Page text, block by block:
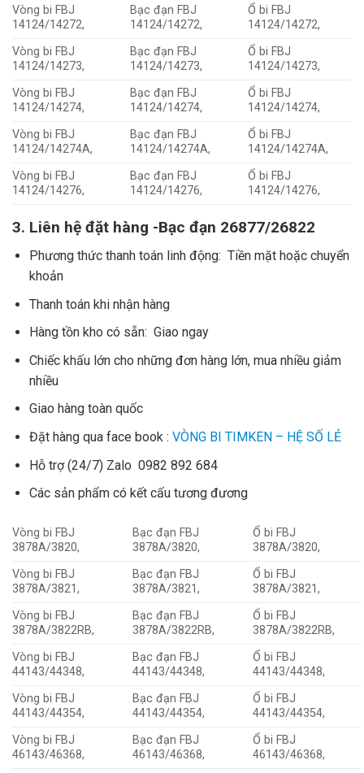
Vòng bi FBJ
14124/14272,
Bạc đạn FBJ
14124/14272,
Ổ bi FBJ
14124/14272,
Vòng bi FBJ
14124/14273,
Bạc đạn FBJ
14124/14273,
Ổ bi FBJ
14124/14273,
Vòng bi FBJ
14124/14274,
Bạc đạn FBJ
14124/14274,
Ổ bi FBJ
14124/14274,
Vòng bi FBJ
14124/14274A,
Bạc đạn FBJ
14124/14274A,
Ổ bi FBJ
14124/14274A,
Vòng bi FBJ
14124/14276,
Bạc đạn FBJ
14124/14276,
Ổ bi FBJ
14124/14276,
3. Liên hệ đặt hàng -Bạc đạn 26877/26822
Phương thức thanh toán linh động: Tiền mặt hoặc chuyển
khoản
Thanh toán khi nhận hàng
Hàng tồn kho có sẵn: Giao ngay
Chiếc khấu lớn cho những đơn hàng lớn, mua nhiều giảm
nhiều
Giao hàng toàn quốc
Đặt hàng qua face book : VÒNG BI TIMKEN – HỆ SỐ LẺ
Hỗ trợ (24/7) Zalo 0982 892 684
Các sản phẩm có kết cấu tương đương
Vòng bi FBJ
3878A/3820,
Bạc đạn FBJ
3878A/3820,
Ổ bi FBJ
3878A/3820,
Vòng bi FBJ
3878A/3821,
Bạc đạn FBJ
3878A/3821,
Ổ bi FBJ
3878A/3821,
Vòng bi FBJ
3878A/3822RB,
Bạc đạn FBJ
3878A/3822RB,
Ổ bi FBJ
3878A/3822RB,
Vòng bi FBJ
44143/44348,
Bạc đạn FBJ
44143/44348,
Ổ bi FBJ
44143/44348,
Vòng bi FBJ
44143/44354,
Bạc đạn FBJ
44143/44354,
Ổ bi FBJ
44143/44354,
Vòng bi FBJ
46143/46368,
Bạc đạn FBJ
46143/46368,
Ổ bi FBJ
46143/46368,